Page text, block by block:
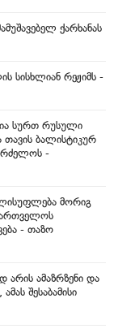
ქარხანას
სისხლიან რეჟიმს -
სურთ რუსული
ბალისტიკურ
-
მორიგ
- თაზო
არის ამაზრზენი და
შესაბამისი